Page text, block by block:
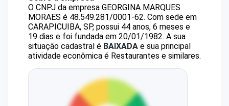
O CNPJ da empresa GEORGINA MARQUES
MORAES é 48.549.281/0001-62. Com sede em
CARAPICUIBA, SP, possui 44 anos, 6 meses e
19 dias e foi fundada em 20/01/1982. A sua
situação cadastral é BAIXADA e sua principal
atividade econômica é Restaurantes e similares.